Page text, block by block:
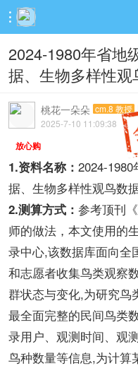

2024-1980年省地
据、生物多样性观
桃花一朵朵 cm.8 教授
2025-7-10 11:09:38
放心购
1.资料名称： 2024-
据、生物多样性观鸟数
2.测算方式： 参考顶刊
师的做法，本文使用的
录中心,该数据库面向全
和志愿者收集鸟类观察
群状态与变化,为研究鸟
最全面完整的民间鸟类
录用户、观测时间、观
鸟种数量等信息,为计算